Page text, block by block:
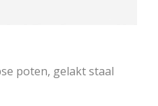
poten, gelakt staal